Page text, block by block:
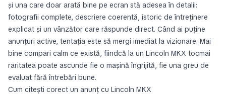
și una care doar arată bine pe ecran stă adesea în detalii:
fotografii complete, descriere coerentă, istoric de întreținere
explicat și un vânzător care răspunde direct. Când ai puține
anunțuri active, tentația este să mergi imediat la vizionare. Mai
bine compari calm ce există, fiindcă la un Lincoln MKX tocmai
raritatea poate ascunde fie o mașină îngrijită, fie una greu de
evaluat fără întrebări bune.
Cum citești corect un anunț cu Lincoln MKX